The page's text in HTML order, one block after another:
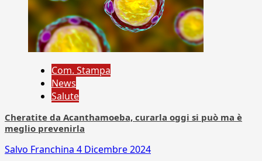
Com. Stampa
News
Salute
Cheratite da Acanthamoeba, curarla oggi si può ma è
meglio prevenirla
Salvo Franchina 4 Dicembre 2024